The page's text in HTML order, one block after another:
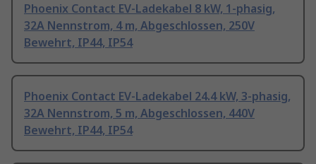
Phoenix Contact EV-Ladekabel 8 kW, 1-phasig,
32A Nennstrom, 4 m, Abgeschlossen, 250V
Bewehrt, IP44, IP54
Phoenix Contact EV-Ladekabel 24.4 kW, 3-phasig,
32A Nennstrom, 5 m, Abgeschlossen, 440V
Bewehrt, IP44, IP54